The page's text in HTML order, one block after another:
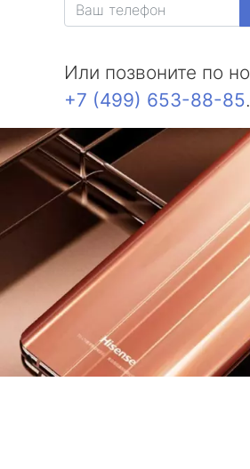
Или позвоните по
+7 (499) 653-88-85.